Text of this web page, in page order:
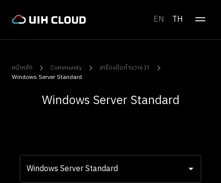
EN TH
หน้าหลัก Community
เครื่องมือคำนวณ IT
Windows Server Standard
Windows Server Standard